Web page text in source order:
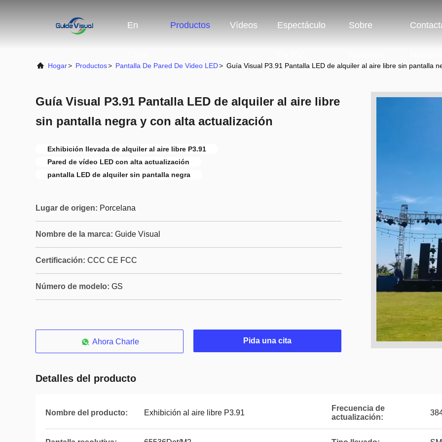
En Productos Vídeos Espectáculo Sobre
Hogar> Productos> Pantalla De Pared De Video LED> Guía Visual P3.91 Pantalla LED de alquiler al aire libre sin pantalla
Guía Visual P3.91 Pantalla LED de alquiler al aire libre
sin pantalla negra y con alta actualización
Exhibición llevada de alquiler al aire libre P3.91
Pared de vídeo LED con alta actualización
pantalla LED de alquiler sin pantalla negra
Lugar de origen: Porcelana
Nombre de la marca: Guide Visual
Certificación: CCC CE FCC
Número de modelo: GS
Ahora Charle Pida una cita
Detalles del producto
Nombre del producto: Exhibición al aire libre P3.91
Frecuencia de
actualización: